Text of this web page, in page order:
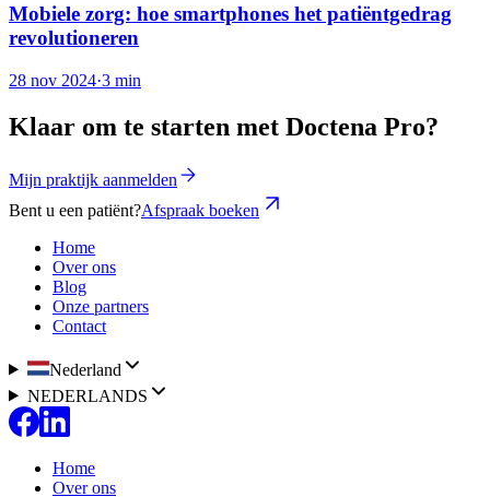
Mobiele zorg: hoe smartphones het patiëntgedrag
revolutioneren
28 nov 2024·3 min
Klaar om te starten met Doctena Pro?
Mijn praktijk aanmelden
Bent u een patiënt?Afspraak boeken
Home
Over ons
Blog
Onze partners
Contact
Nederland
NEDERLANDS
Home
Over ons